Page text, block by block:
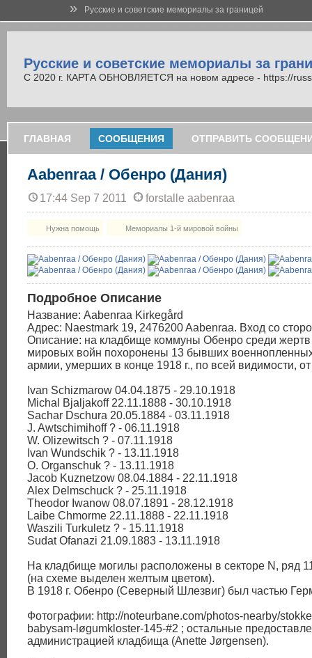
» Русские и советские мемориалы за границей
Русские и советские мемориалы за
С 2020 г. КАРТА ОБНОВЛЯЕТСЯ на новом адресе - https://
ГЛАВНАЯ СООБЩЕНИЯ ОТПРАВИТЬ
Aabenraa / Обенро (Дания)
17:44 Sep 7 2011 forstalle aabenraa
Нужна помощь Мемориалы 1-й мировой войны
Подробное Описание
Название: Aabenraa Kirkegård
Адрес: Naestmark 19, 2476200 Aabenraa. Вход со
Описание: на кладбище коммуны Обенро среди жертв
мировых войн похоронены 13 бывших
армии, умерших в конце 1918 г., по всей видимости,
Ivan Schizmarow 04.04.1875 - 29.10.1918
Michal Bjaljakoff 22.11.1888 - 30.10.1918
Sachar Dschura 20.05.1884 - 03.11.1918
J. Awtschimihoff ? - 06.11.1918
W. Olizewitsch ? - 07.11.1918
Ivan Wundschik ? - 13.11.1918
O. Organschuk ? - 13.11.1918
Jacob Kuznetzow 08.04.1884 - 22.11.1918
Alex Delmschuck ? - 25.11.1918
Theodor Iwanow 08.07.1891 - 28.12.1918
Laibe Chmorme 22.11.1888 - 22.11.1918
Waszili Turkuletz ? - 15.11.1918
Sudat Ofanazi 21.09.1883 - 13.11.1918
На кладбище могилы расположены в секторе N, ряд
(на схеме выделен желтым цветом).
В 1918 г. Обенро (Северный Шлезвиг) был частью
Фотографии: http://noteurbane.com/photos-nearby/
babysam-løgumkloster-145-#2 ; остальные
администрацией кладбища (Anette Jørgensen).